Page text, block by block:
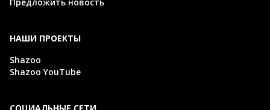
НАШИ ПРОЕКТЫ
Shazoo
Shazoo YouTube